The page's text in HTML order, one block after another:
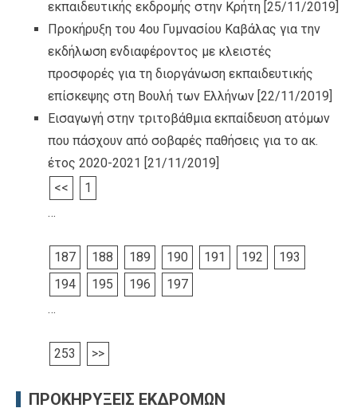
εκπαιδευτικής εκδρομής στην Κρήτη [25/11/2019]
Προκήρυξη του 4ου Γυμνασίου Καβάλας για την
εκδήλωση ενδιαφέροντος με κλειστές
προσφορές για τη διοργάνωση εκπαιδευτικής
επίσκεψης στη Βουλή των Ελλήνων [22/11/2019]
Εισαγωγή στην τριτοβάθμια εκπαίδευση ατόμων
που πάσχουν από σοβαρές παθήσεις για το ακ.
έτος 2020-2021 [21/11/2019]
<<
1
…
187 188 189 190 191 192
193
194
195 196
197
…
253 >>
ΠΡΟΚΗΡΥΞΕΙΣ ΕΚΔΡΟΜΩΝ